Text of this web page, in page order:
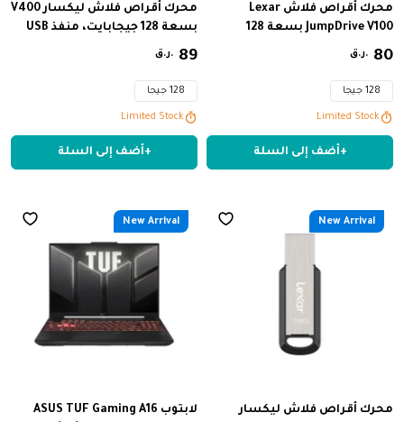
محرك أقراص فلاش Lexar
JumpDrive V100 بسعة 128
جيجابايت بمنفذ USB 3.0
ر.ق. 80
128 جيجا
Limited Stock
+أضف إلى السلة
محرك أقراص فلاش ليكسار V400
بسعة 128 جيجابايت، منفذ USB
ر.ق. 89
128 جيجا
Limited Stock
+أضف إلى السلة
New Arrival
محرك أقراص فلاش ليكسار
New Arrival
لابتوب ASUS TUF Gaming A16